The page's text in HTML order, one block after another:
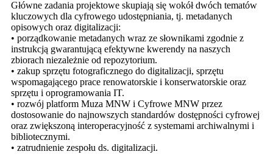
Główne zadania projektowe skupiają się wokół dwóch tematów
kluczowych dla cyfrowego udostępniania, tj. metadanych
opisowych oraz digitalizacji:
• porządkowanie metadanych wraz ze słownikami zgodnie z
instrukcją gwarantującą efektywne kwerendy na naszych
zbiorach niezależnie od repozytorium.
• zakup sprzętu fotograficznego do digitalizacji, sprzętu
wspomagającego prace renowatorskie i konserwatorskie oraz
sprzętu i oprogramowania IT.
• rozwój platform Muza MNW i Cyfrowe MNW przez
dostosowanie do najnowszych standardów dostępności cyfrowej
oraz zwiększoną interoperacyjność z systemami archiwalnymi i
bibliotecznymi.
• zatrudnienie zespołu ds. digitalizacji.